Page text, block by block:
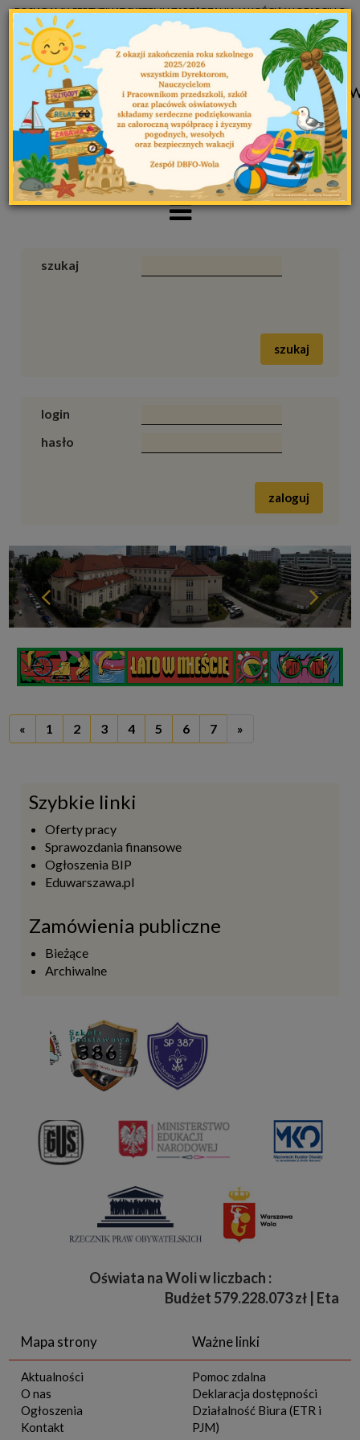
POSIADAMY CERTYFIKAT SYSTEMU ZARZĄDZANIA JAKOŚCIĄ W OPARCIU O
WYMAGANIA NORMY EN ISO 9001:2015
Czcionka A +A A++
szukaj
szukaj
login
hasło
zaloguj
« 1 2 3 4 5 6 7 »
Szybkie linki
Oferty pracy
Sprawozdania finansowe
Ogłoszenia BIP
Eduwarszawa.pl
Zamówienia publiczne
Bieżące
Archiwalne
Oświata na Woli w liczbach :
Budżet579.228.073 zł | Etaty
Mapa strony Ważne linki
Aktualności
O nas
Ogłoszenia
Kontakt
Pomoc zdalna
Deklaracja dostępności
Działalność Biura (ETR i
PJM)